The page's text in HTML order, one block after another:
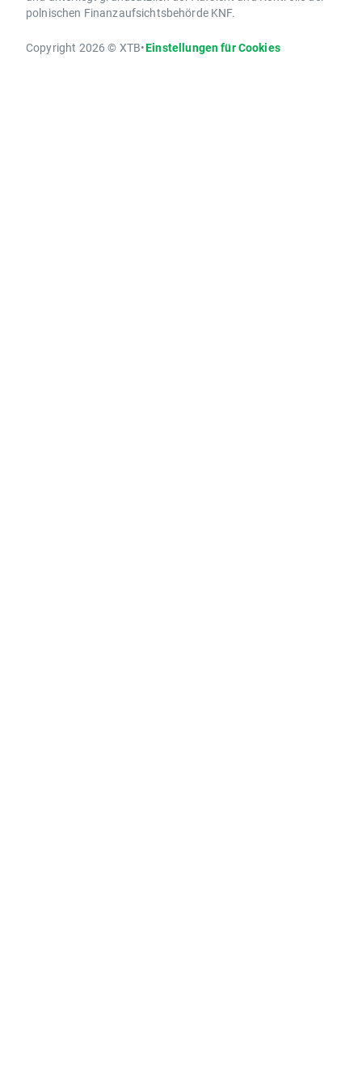
polnischen Finanzaufsichtsbehörde KNF.
Copyright 2026 © XTB•Einstellungen für Cookies